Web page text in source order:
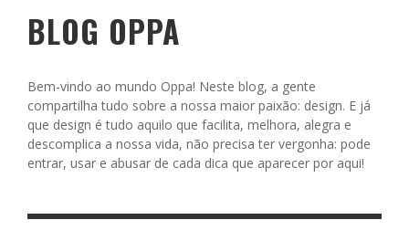
BLOG OPPA
Bem-vindo ao mundo Oppa! Neste blog, a gente
compartilha tudo sobre a nossa maior paixão: design. E já
que design é tudo aquilo que facilita, melhora, alegra e
descomplica a nossa vida, não precisa ter vergonha: pode
entrar, usar e abusar de cada dica que aparecer por aqui!